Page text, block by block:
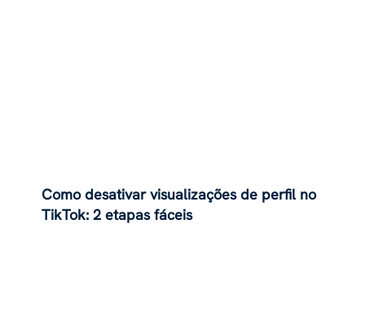
Como desativar visualizações de perfil no
TikTok: 2 etapas fáceis